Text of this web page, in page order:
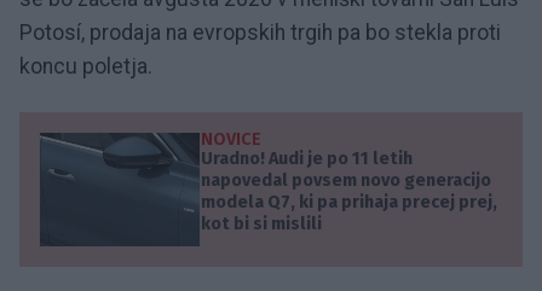
Potosí, prodaja na evropskih trgih pa bo stekla proti
koncu poletja.
NOVICE
Uradno! Audi je po 11 letih
napovedal povsem novo generacijo
modela Q7, ki pa prihaja precej prej,
kot bi si mislili